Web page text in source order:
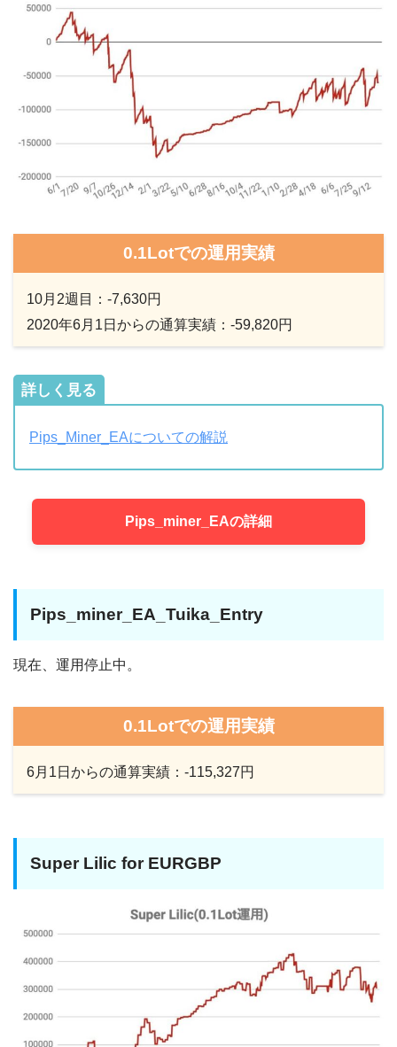
0.1Lotでの運用実績
10月2週目：-7,630円
2020年6月1日からの通算実績：-59,820円
詳しく見る
Pips_Miner_EAについての解説
Pips_miner_EAの詳細
Pips_miner_EA_Tuika_Entry
現在、運用停止中。
0.1Lotでの運用実績
6月1日からの通算実績：-115,327円
Super Lilic for EURGBP